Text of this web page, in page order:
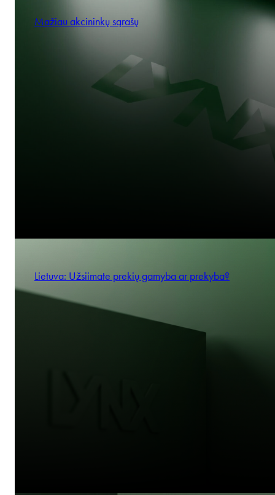
Mažiau akcininkų sąrašų
Lietuva: Užsiimate prekių gamyba ar prekyba?